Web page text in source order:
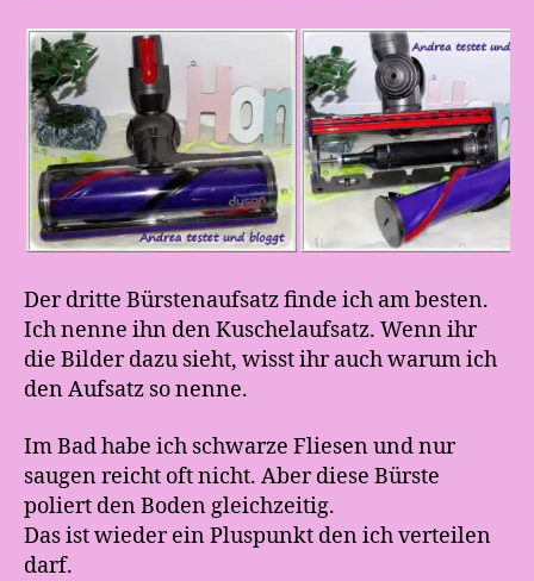
Der dritte Bürstenaufsatz finde ich am besten.
Ich nenne ihn den Kuschelaufsatz. Wenn ihr
die Bilder dazu sieht, wisst ihr auch warum ich
den Aufsatz so nenne.
Im Bad habe ich schwarze Fliesen und nur
saugen reicht oft nicht. Aber diese Bürste
poliert den Boden gleichzeitig.
Das ist wieder ein Pluspunkt den ich verteilen
darf.